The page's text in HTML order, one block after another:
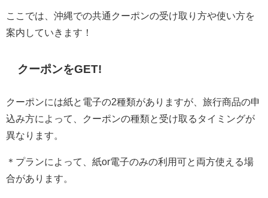
ここでは、沖縄での共通クーポンの受け取り方や使い方を
案内していきます！
クーポンをGET!
クーポンには紙と電子の2種類がありますが、旅行商品の申
込み方によって、クーポンの種類と受け取るタイミングが
異なります。
＊プランによって、紙or電子のみの利用可と両方使える場
合があります。